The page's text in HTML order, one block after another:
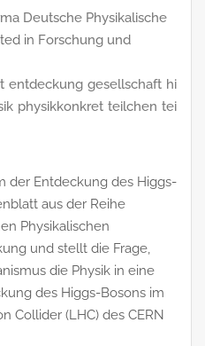
Deutsche Physikalische
in Forschung und
entdeckung gesellschaft hi
physikkonkret teilchen tei
der Entdeckung des Higgs-
aus der Reihe
Physikalischen
und stellt die Frage,
die Physik in eine
des Higgs-Bosons im
Collider (LHC) des CERN